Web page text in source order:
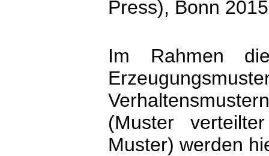
Press), Bonn
Im Rahmen
(Muster
Muster) werden